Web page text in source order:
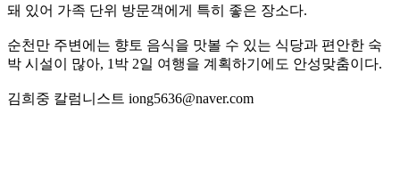
돼 있어 가족 단위 방문객에게 특히 좋은 장소다.
순천만 주변에는 향토 음식을 맛볼 수 있는 식당과 편안한 숙
박 시설이 많아, 1박 2일 여행을 계획하기에도 안성맞춤이다.
김희중 칼럼니스트 iong5636@naver.com